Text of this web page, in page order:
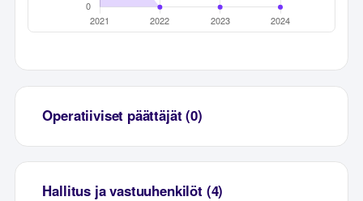
Operatiiviset päättäjät (0)
Hallitus ja vastuuhenkilöt (4)